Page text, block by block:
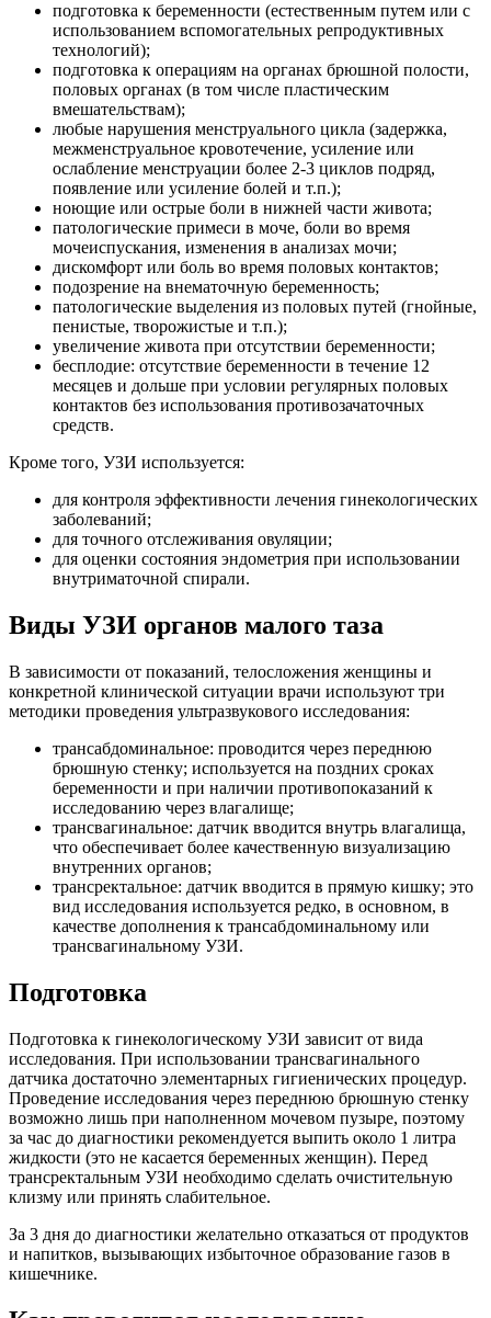
подготовка к беременности (естественным путем или с
использованием вспомогательных репродуктивных
технологий);
подготовка к операциям на органах брюшной полости,
половых органах (в том числе пластическим
вмешательствам);
любые нарушения менструального цикла (задержка,
межменструальное кровотечение, усиление или
ослабление менструации более 2-3 циклов подряд,
появление или усиление болей и т.п.);
ноющие или острые боли в нижней части живота;
патологические примеси в моче, боли во время
мочеиспускания, изменения в анализах мочи;
дискомфорт или боль во время половых контактов;
подозрение на внематочную беременность;
патологические выделения из половых путей (гнойные,
пенистые, творожистые и т.п.);
увеличение живота при отсутствии беременности;
бесплодие: отсутствие беременности в течение 12
месяцев и дольше при условии регулярных половых
контактов без использования противозачаточных
средств.
Кроме того, УЗИ используется:
для контроля эффективности лечения гинекологических
заболеваний;
для точного отслеживания овуляции;
для оценки состояния эндометрия при использовании
внутриматочной спирали.
Виды УЗИ органов малого таза
В зависимости от показаний, телосложения женщины и
конкретной клинической ситуации врачи используют три
методики проведения ультразвукового исследования:
трансабдоминальное: проводится через переднюю
брюшную стенку; используется на поздних сроках
беременности и при наличии противопоказаний к
исследованию через влагалище;
трансвагинальное: датчик вводится внутрь влагалища,
что обеспечивает более качественную визуализацию
внутренних органов;
трансректальное: датчик вводится в прямую кишку; это
вид исследования используется редко, в основном, в
качестве дополнения к трансабдоминальному или
трансвагинальному УЗИ.
Подготовка
Подготовка к гинекологическому УЗИ зависит от вида
исследования. При использовании трансвагинального
датчика достаточно элементарных гигиенических процедур.
Проведение исследования через переднюю брюшную стенку
возможно лишь при наполненном мочевом пузыре, поэтому
за час до диагностики рекомендуется выпить около 1 литра
жидкости (это не касается беременных женщин). Перед
трансректальным УЗИ необходимо сделать очистительную
клизму или принять слабительное.
За 3 дня до диагностики желательно отказаться от продуктов
и напитков, вызывающих избыточное образование газов в
кишечнике.